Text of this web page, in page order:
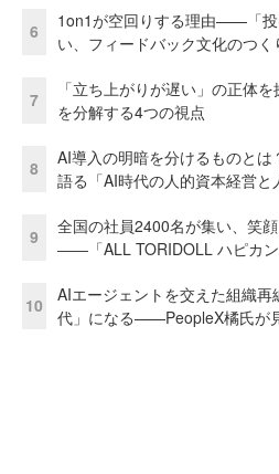
6
1on1が空回りする理由——「投
い、フィードバック文化のつく
7
「立ち上がりが遅い」の正体
を分解する4つの視点
8
AI導入の明暗を分けるものと
語る「AI時代の人的資本経営と
9
全国の社員2400名が集い、笑
――「ALL TORIDOLL ハピカ
10
AIエージェントを交えた組織
代」になる——PeopleX橘氏が